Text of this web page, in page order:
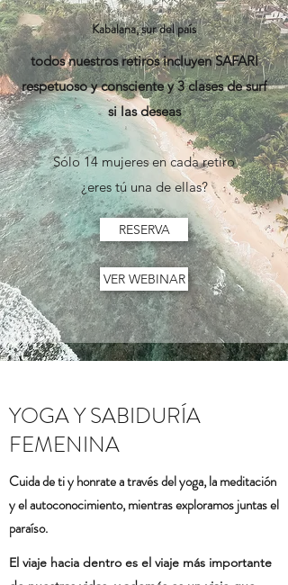
Kabalana, sur del país
todos nuestros retiros incluyen SAFARI
respetuoso y consciente y 3 clases de surf
si las deseas
Sólo 14 mujeres en cada retiro
¿eres tú una de ellas?
RESERVA
VER WEBINAR
YOGA Y SABIDURÍA
FEMENINA
Cuida de ti y honrate a través del yoga, la meditación
y el autoconocimiento, mientras exploramos juntas el
paraíso.
El viaje hacia dentro es el viaje más importante